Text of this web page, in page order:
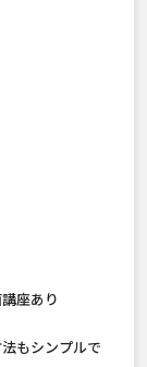
座あり
もシンプルで